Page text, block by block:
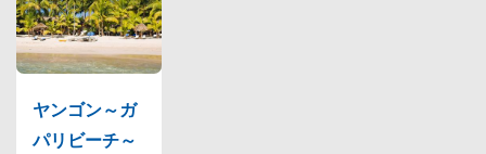
ヤンゴン～ガ
パリビーチ～